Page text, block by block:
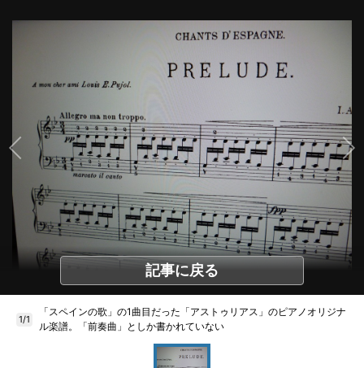
記事に戻る
1/1
「スペインの歌」の1曲目だった「アストゥリアス」のピアノオリジナ
ル楽譜。「前奏曲」としか書かれていない